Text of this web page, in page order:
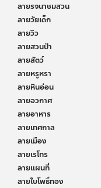
ลายรจนาชมสวน
ลายวัยเด็ก
ลายวิว
ลายสวนป่า
ลายสัตว์
ลายหรูหรา
ลายหินอ่อน
ลายอวกาศ
ลายอาหาร
ลายเทศกาล
ลายเมือง
ลายเรโทร
ลายแผนที่
ลายใบโพธิ์ทอง